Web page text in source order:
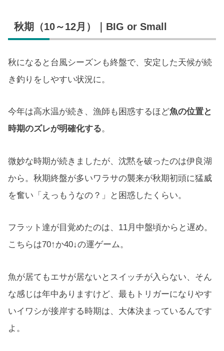
秋期（10～12月）｜BIG or Small
秋になると台風シーズンも終盤で、安定した天候が続
き釣りをしやすい状況に。
今年は高水温が続き、漁師も困惑するほど魚の位置と
時期のズレが明確化する。
微妙な時期が続きましたが、沈黙を破ったのは伊良湖
から。秋期終盤が多いワラサの襲来が秋期初頭に猛威
を奮い「えっもうなの？」と困惑したくらい。
フラット達が目覚めたのは、11月中盤頃からと遅め。
こちらは70↑か40↓の運ゲーム。
魚が居てもエサが居ないとスイッチが入らない、そん
な感じは年中ありますけど、最もトリガーになりやす
いイワシが接岸する時期は、大体決まっているんです
よ。